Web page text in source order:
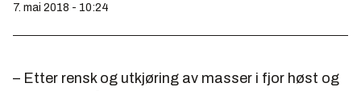
7. mai 2018 - 10:24
– Etter rensk og utkjøring av masser i fjor høst og